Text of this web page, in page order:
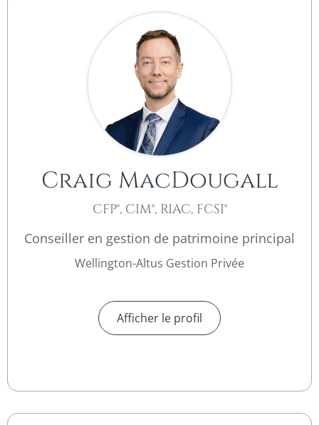
Craig MacDougall​
CFP®, CIM®, RIAC, FCSI®
Conseiller en gestion de patrimoine principal
Wellington-Altus Gestion Privée
Afficher le profil